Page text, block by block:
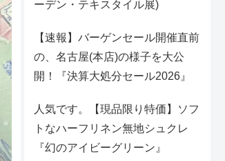
ーデン・テキスタイル展)
【速報】バーゲンセール開催直前
の、名古屋(本店)の様子を大公
開！『決算大処分セール2026』
人気です。【現品限り特価】ソフ
トなハーフリネン無地シュクレ
『幻のアイビーグリーン』